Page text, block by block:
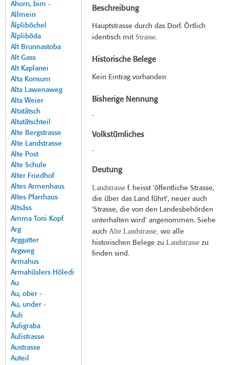
Ahorn, bim -
Allmein
Älpliböchel
Älpliböda
Alt Brunnastoba
Alt Gass
Alt Kaplanei
Alta Konsum
Alta Lawenaweg
Alta Weier
Altatätsch
Altatätschteil
Alte Bergstrasse
Alte Landstrasse
Alte Post
Alte Schule
Alter Friedhof
Altes Armenhaus
Altes Pfarrhaus
Altsäss
Amma Toni Kopf
Arg
Arggatter
Argweg
Armahus
Armahüslers Höledi
Au
Au, ober -
Au, under -
Äuli
Äuligraba
Äulistrasse
Austrasse
Auteil
Beschreibung
Hauptstrasse durch das Dorf. Örtlich
identisch mit Strasse.
Historische Belege
Kein Eintrag vorhanden
Bisherige Nennung
-
Volkstümliches
-
Deutung
Landstrassef. heisst 'öffentliche Strasse,
die über das Land führt', neuer auch
'Strasse, die von den Landesbehörden
unterhalten wird' angenommen. Siehe
auch Alte Landstrasse, wo alle
historischen Belege zu Landstrassezu
finden sind.